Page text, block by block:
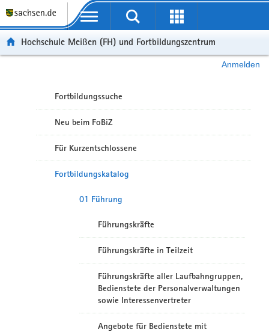
Portalübergreifende Navigation
Hochschule Meißen (FH) und Fortbildungszentrum
Anmelden
Fortbildungssuche
Neu beim FoBiZ
Für Kurzentschlossene
Fortbildungskatalog
01 Führung
Führungskräfte
Führungskräfte in Teilzeit
Führungskräfte aller Laufbahngruppen,
Bedienstete der Personalverwaltungen
sowie Interessenvertreter
Angebote für Bedienstete mit